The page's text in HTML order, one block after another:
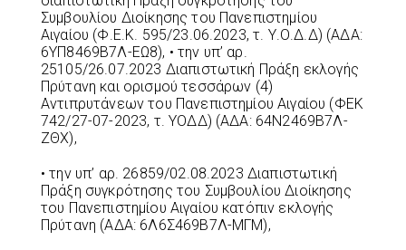
Συμβουλίου Διοίκησης του Πανεπιστημίου
Αιγαίου (Φ.Ε.Κ. 595/23.06.2023, τ. Υ.Ο.Δ.Δ) (ΑΔΑ:
6ΥΠ8469Β7Λ-ΕΩ8), • την υπ’ αρ.
25105/26.07.2023 Διαπιστωτική Πράξη εκλογής
Πρύτανη και ορισμού τεσσάρων (4)
Αντιπρυτάνεων του Πανεπιστημίου Αιγαίου (ΦΕΚ
742/27-07-2023, τ. ΥΟΔΔ) (ΑΔΑ: 64Ν2469Β7Λ-
ΖΘΧ),
• την υπ’ αρ. 26859/02.08.2023 Διαπιστωτική
Πράξη συγκρότησης του Συμβουλίου Διοίκησης
του Πανεπιστημίου Αιγαίου κατόπιν εκλογής
Πρύτανη (ΑΔΑ: 6Λ6Σ469Β7Λ-ΜΓΜ),